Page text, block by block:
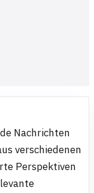
Nachrichten
verschiedenen
Perspektiven